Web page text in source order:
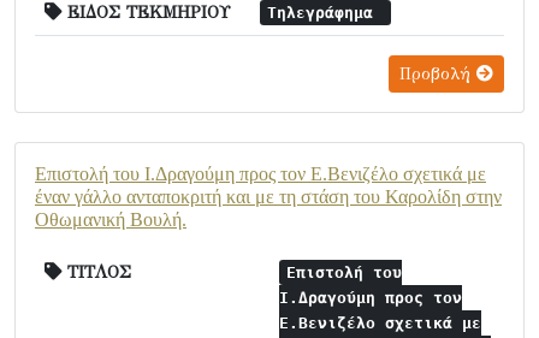
ΕΙΔΟΣ ΤΕΚΜΗΡΙΟΥ Τηλεγράφημα
Προβολή
Επιστολή του Ι.Δραγούμη προς τον Ε.Βενιζέλο σχετικά με
έναν γάλλο ανταποκριτή και με τη στάση του Καρολίδη στην
Οθωμανική Βουλή.
ΤΙΤΛΟΣ
Επιστολή του
Ι.Δραγούμη προς τον
Ε.Βενιζέλο σχετικά με